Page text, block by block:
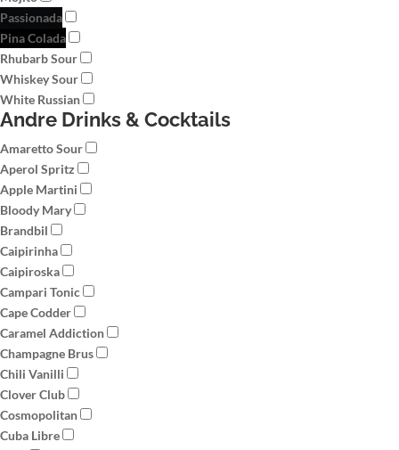
Passionada
Pina Colada
Rhubarb Sour
Whiskey Sour
White Russian
Andre Drinks & Cocktails
Amaretto Sour
Aperol Spritz
Apple Martini
Bloody Mary
Brandbil
Caipirinha
Caipiroska
Campari Tonic
Cape Codder
Caramel Addiction
Champagne Brus
Chili Vanilli
Clover Club
Cosmopolitan
Cuba Libre